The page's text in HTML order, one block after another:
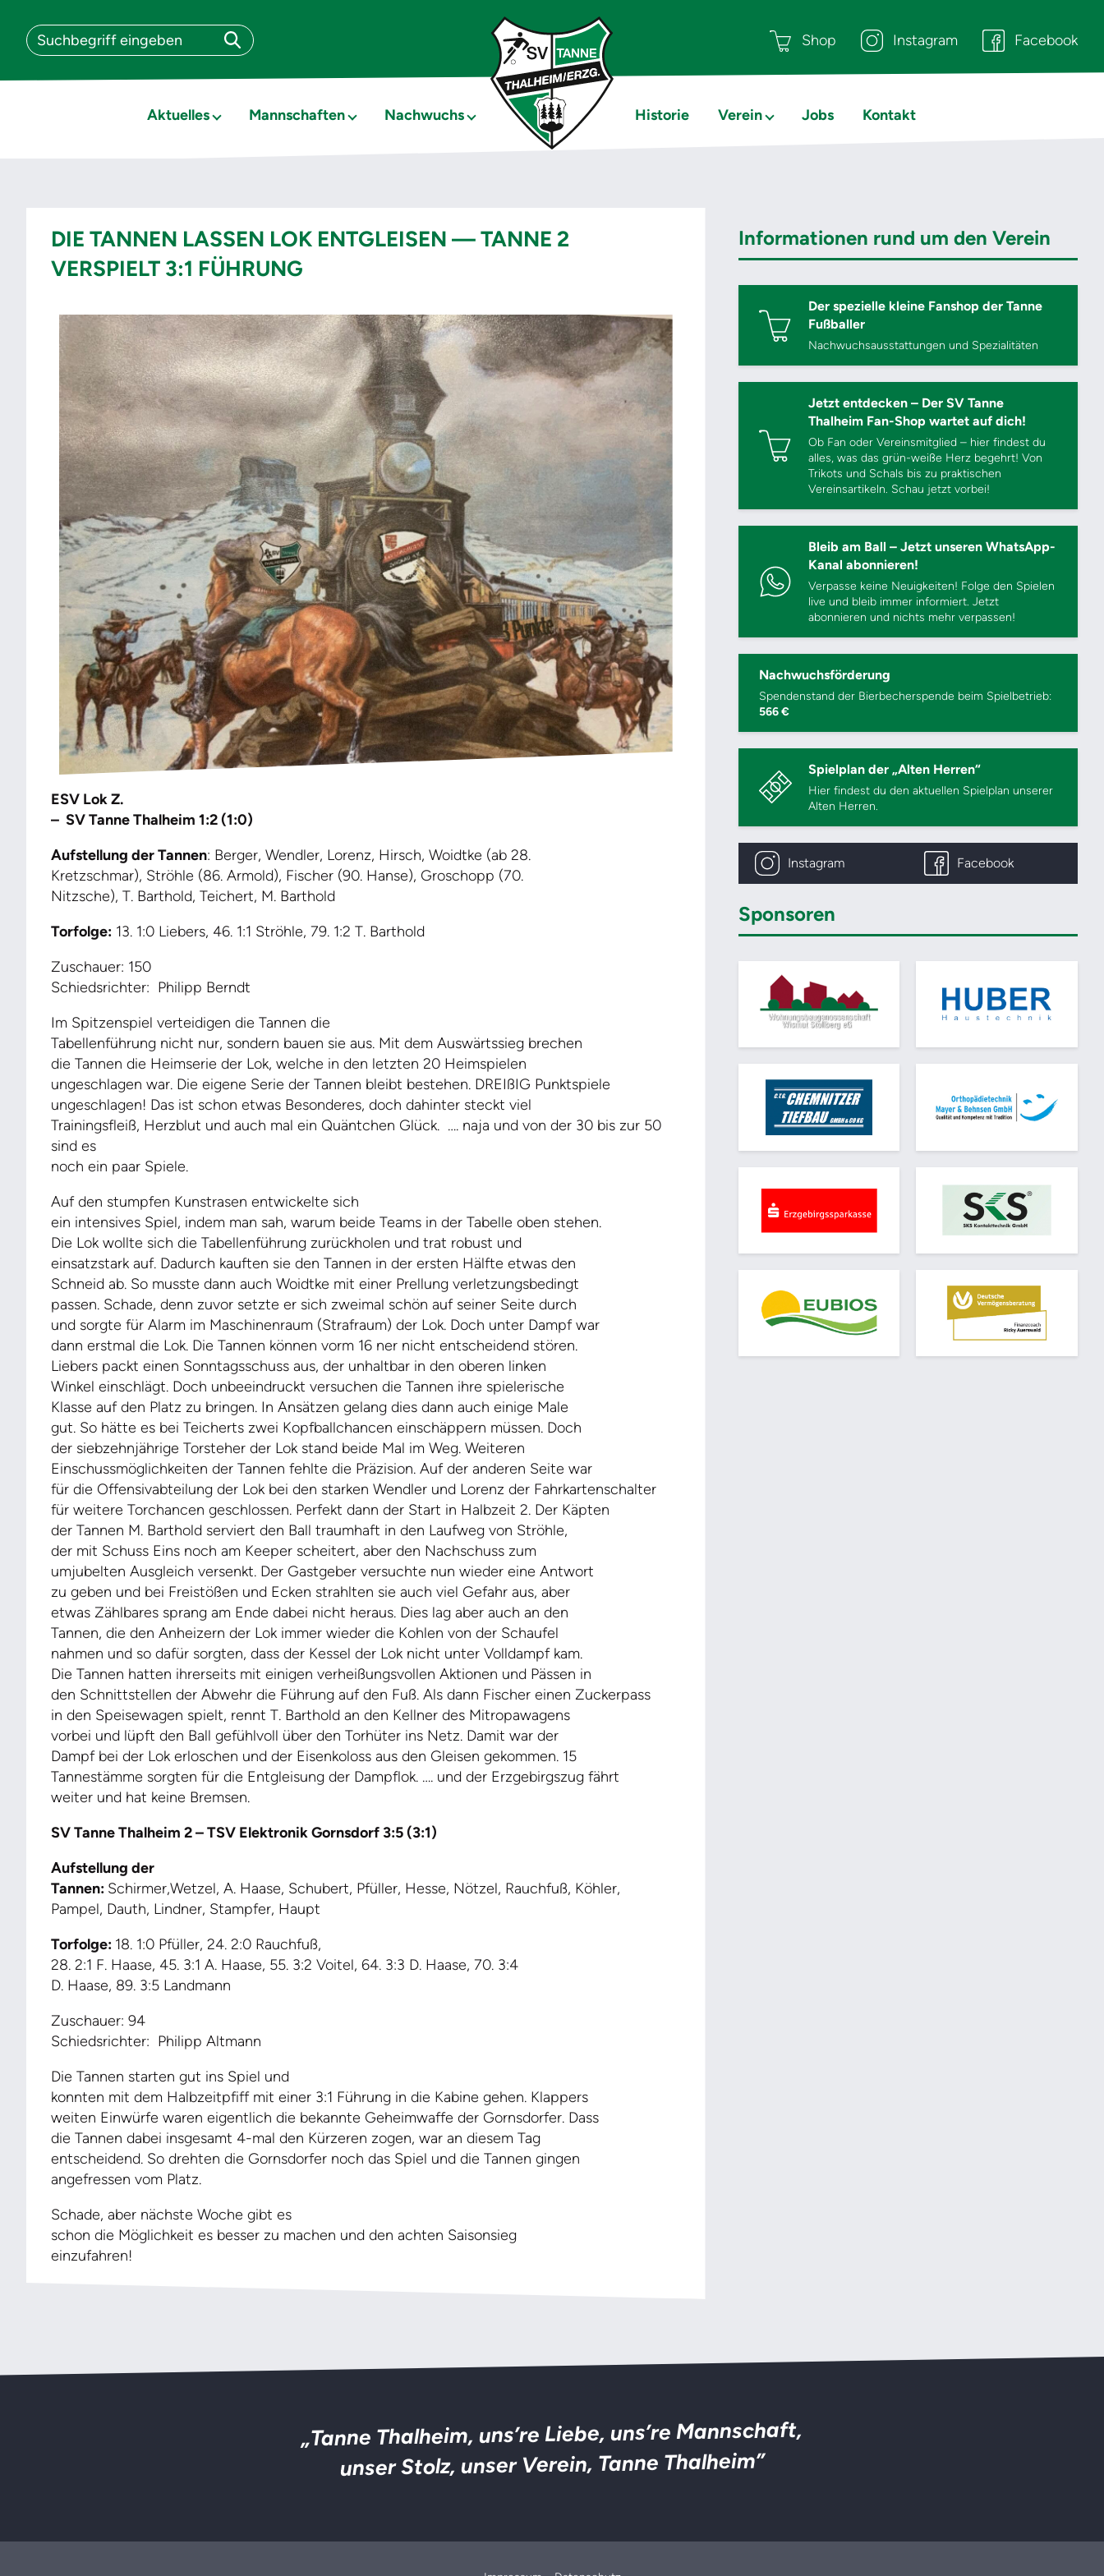
Shop Instagram Facebook
Aktuelles Mannschaften Nachwuchs Historie Verein Jobs Kontakt
DIE TANNEN LASSEN LOK ENTGLEISEN — TANNE 2
VERSPIELT 3:1 FÜHRUNG
ESV Lok Z.
– SV Tanne Thalheim 1:2 (1:0)
Aufstellung der Tannen: Berger, Wendler, Lorenz, Hirsch, Woidtke (ab 28.
Kretzschmar), Ströhle (86. Armold), Fischer (90. Hanse), Groschopp (70.
Nitzsche), T. Barthold, Teichert, M. Barthold
Torfolge: 13. 1:0 Liebers, 46. 1:1 Ströhle, 79. 1:2 T. Barthold
Zuschauer: 150
Schiedsrichter: Philipp Berndt
Im Spitzenspiel verteidigen die Tannen die
Tabellenführung nicht nur, sondern bauen sie aus. Mit dem Auswärtssieg brechen
die Tannen die Heimserie der Lok, welche in den letzten 20 Heimspielen
ungeschlagen war. Die eigene Serie der Tannen bleibt bestehen. DREIßIG Punktspiele
ungeschlagen! Das ist schon etwas Besonderes, doch dahinter steckt viel
Trainingsfleiß, Herzblut und auch mal ein Quäntchen Glück. …. naja und von der 30 bis zur 50
sind es
noch ein paar Spiele.
Auf den stumpfen Kunstrasen entwickelte sich
ein intensives Spiel, indem man sah, warum beide Teams in der Tabelle oben stehen.
Die Lok wollte sich die Tabellenführung zurückholen und trat robust und
einsatzstark auf. Dadurch kauften sie den Tannen in der ersten Hälfte etwas den
Schneid ab. So musste dann auch Woidtke mit einer Prellung verletzungsbedingt
passen. Schade, denn zuvor setzte er sich zweimal schön auf seiner Seite durch
und sorgte für Alarm im Maschinenraum (Strafraum) der Lok. Doch unter Dampf war
dann erstmal die Lok. Die Tannen können vorm 16 ner nicht entscheidend stören.
Liebers packt einen Sonntagsschuss aus, der unhaltbar in den oberen linken
Winkel einschlägt. Doch unbeeindruckt versuchen die Tannen ihre spielerische
Klasse auf den Platz zu bringen. In Ansätzen gelang dies dann auch einige Male
gut. So hätte es bei Teicherts zwei Kopfballchancen einschäppern müssen. Doch
der siebzehnjährige Torsteher der Lok stand beide Mal im Weg. Weiteren
Einschussmöglichkeiten der Tannen fehlte die Präzision. Auf der anderen Seite war
für die Offensivabteilung der Lok bei den starken Wendler und Lorenz der Fahrkartenschalter
für weitere Torchancen geschlossen. Perfekt dann der Start in Halbzeit 2. Der Käpten
der Tannen M. Barthold serviert den Ball traumhaft in den Laufweg von Ströhle,
der mit Schuss Eins noch am Keeper scheitert, aber den Nachschuss zum
umjubelten Ausgleich versenkt. Der Gastgeber versuchte nun wieder eine Antwort
zu geben und bei Freistößen und Ecken strahlten sie auch viel Gefahr aus, aber
etwas Zählbares sprang am Ende dabei nicht heraus. Dies lag aber auch an den
Tannen, die den Anheizern der Lok immer wieder die Kohlen von der Schaufel
nahmen und so dafür sorgten, dass der Kessel der Lok nicht unter Volldampf kam.
Die Tannen hatten ihrerseits mit einigen verheißungsvollen Aktionen und Pässen in
den Schnittstellen der Abwehr die Führung auf den Fuß. Als dann Fischer einen Zuckerpass
in den Speisewagen spielt, rennt T. Barthold an den Kellner des Mitropawagens
vorbei und lüpft den Ball gefühlvoll über den Torhüter ins Netz. Damit war der
Dampf bei der Lok erloschen und der Eisenkoloss aus den Gleisen gekommen. 15
Tannestämme sorgten für die Entgleisung der Dampflok. …. und der Erzgebirgszug fährt
weiter und hat keine Bremsen.
SV Tanne Thalheim 2 – TSV Elektronik Gornsdorf 3:5 (3:1)
Aufstellung der
Tannen: Schirmer,Wetzel, A. Haase, Schubert, Pfüller, Hesse, Nötzel, Rauchfuß, Köhler,
Pampel, Dauth, Lindner, Stampfer, Haupt
Torfolge: 18. 1:0 Pfüller, 24. 2:0 Rauchfuß,
28. 2:1 F. Haase, 45. 3:1 A. Haase, 55. 3:2 Voitel, 64. 3:3 D. Haase, 70. 3:4
D. Haase, 89. 3:5 Landmann
Zuschauer: 94
Schiedsrichter: Philipp Altmann
Die Tannen starten gut ins Spiel und
konnten mit dem Halbzeitpfiff mit einer 3:1 Führung in die Kabine gehen. Klappers
weiten Einwürfe waren eigentlich die bekannte Geheimwaffe der Gornsdorfer. Dass
die Tannen dabei insgesamt 4-mal den Kürzeren zogen, war an diesem Tag
entscheidend. So drehten die Gornsdorfer noch das Spiel und die Tannen gingen
angefressen vom Platz.
Schade, aber nächste Woche gibt es
schon die Möglichkeit es besser zu machen und den achten Saisonsieg
einzufahren!
Informationen rund um den Verein
Der spezielle kleine Fanshop der Tanne
Fußballer
Nachwuchsausstattungen und Spezialitäten
Jetzt entdecken – Der SV Tanne
Thalheim Fan-Shop wartet auf dich!
Ob Fan oder Vereinsmitglied – hier findest du
alles, was das grün-weiße Herz begehrt! Von
Trikots und Schals bis zu praktischen
Vereinsartikeln. Schau jetzt vorbei!
Bleib am Ball – Jetzt unseren WhatsApp-
Kanal abonnieren!
Verpasse keine Neuigkeiten! Folge den Spielen
live und bleib immer informiert. Jetzt
abonnieren und nichts mehr verpassen!
Nachwuchsförderung
Spendenstand der Bierbecherspende beim Spielbetrieb:
566 €
Spielplan der „Alten Herren“
Hier findest du den aktuellen Spielplan unserer
Alten Herren.
Instagram Facebook
Sponsoren
„Tanne Thalheim, uns’re Liebe, uns’re Mannschaft,
unser Stolz, unser Verein, Tanne Thalheim”